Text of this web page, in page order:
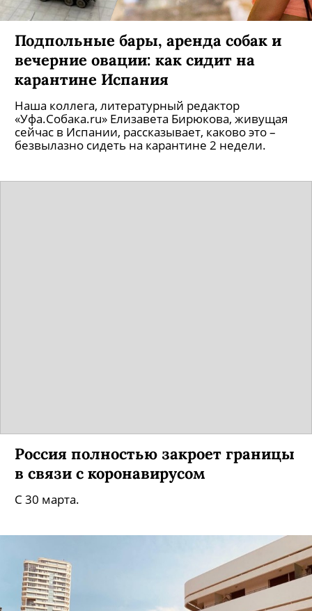
Подпольные бары, аренда собак и
вечерние овации: как сидит на
карантине Испания
Наша коллега, литературный редактор
«Уфа.Собака.ru» Елизавета Бирюкова, живущая
сейчас в Испании, рассказывает, каково это –
безвылазно сидеть на карантине 2 недели.
Россия полностью закроет границы
в связи с коронавирусом
С 30 марта.